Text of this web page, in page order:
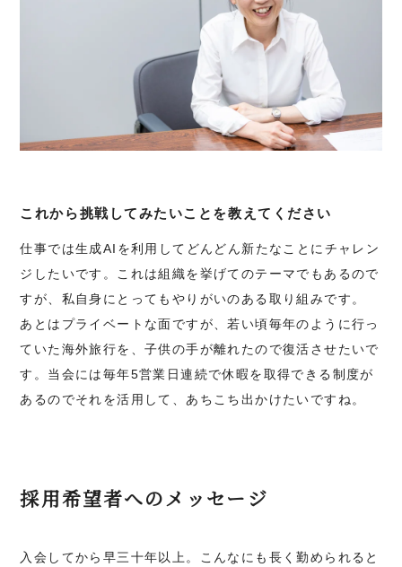
これから挑戦してみたいことを教えてください
仕事では生成AIを利用してどんどん新たなことにチャレン
ジしたいです。これは組織を挙げてのテーマでもあるので
すが、私自身にとってもやりがいのある取り組みです。
あとはプライベートな面ですが、若い頃毎年のように行っ
ていた海外旅行を、子供の手が離れたので復活させたいで
す。当会には毎年5営業日連続で休暇を取得できる制度が
あるのでそれを活用して、あちこち出かけたいですね。
採用希望者へのメッセージ
入会してから早三十年以上。こんなにも長く勤められると